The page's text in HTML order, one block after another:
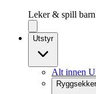
Leker & spill barn
Utstyr
Alt innen
Ryggsekker